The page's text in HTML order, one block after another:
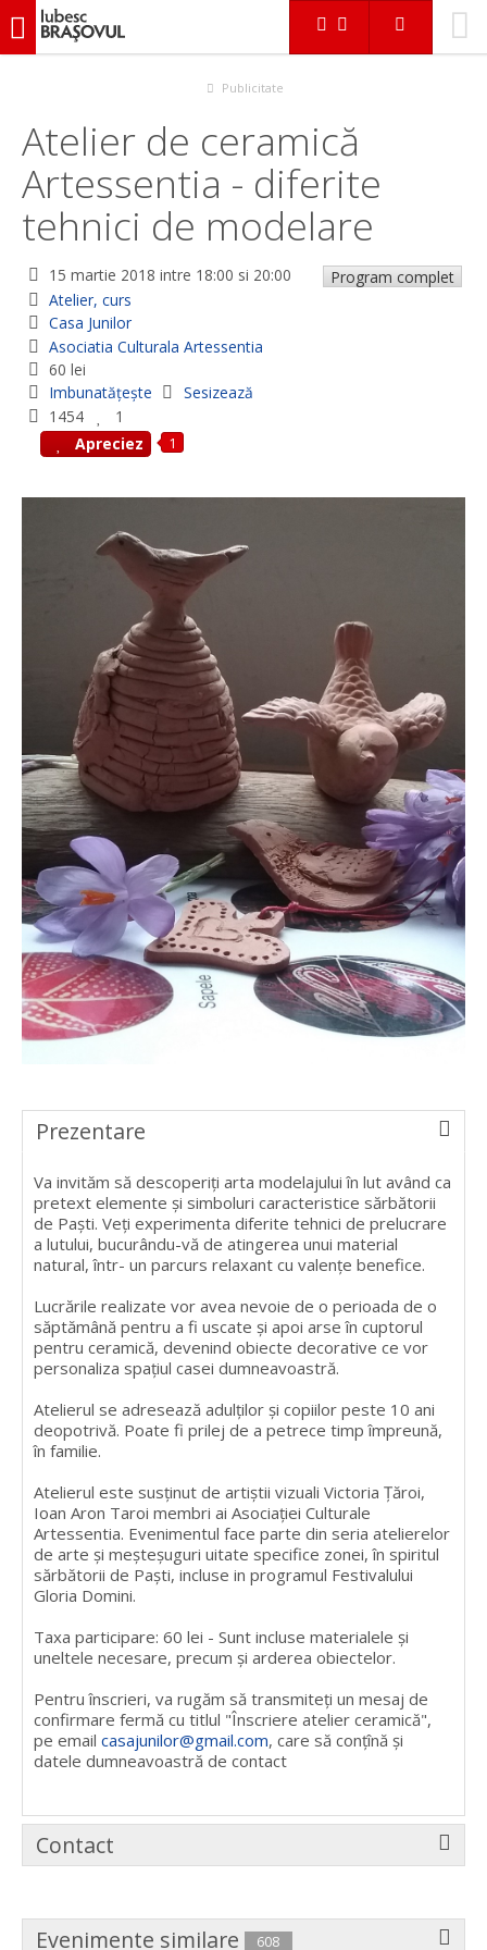
iubescbraşovul.ro
Atelier de ceramică Artessentia - diferite tehnici de modelare
Publicitate
Atelier de ceramică
Artessentia - diferite
tehnici de modelare
15 martie 2018 intre 18:00 si 20:00
Program complet
Atelier, curs
Casa Junilor
Asociatia Culturala Artessentia
60 lei
Imbunatățește
Sesizează
1454
1
Apreciez
1
Prezentare
Va invităm să descoperiți arta modelajului în lut având ca
pretext elemente și simboluri caracteristice sărbătorii
de Paști. Veți experimenta diferite tehnici de prelucrare
a lutului, bucurându-vă de atingerea unui material
natural, într- un parcurs relaxant cu valențe benefice.
Lucrările realizate vor avea nevoie de o perioada de o
săptămână pentru a fi uscate și apoi arse în cuptorul
pentru ceramică, devenind obiecte decorative ce vor
personaliza spațiul casei dumneavoastră.
Atelierul se adresează adulților și copiilor peste 10 ani
deopotrivă. Poate fi prilej de a petrece timp împreună,
în familie.
Atelierul este susţinut de artiștii vizuali Victoria Ţăroi,
Ioan Aron Taroi membri ai Asociaţiei Culturale
Artessentia. Evenimentul face parte din seria atelierelor
de arte și meșteșuguri uitate specifice zonei, în spiritul
sărbătorii de Paști, incluse in programul Festivalului
Gloria Domini.
Taxa participare: 60 lei - Sunt incluse materialele și
uneltele necesare, precum și arderea obiectelor.
Pentru înscrieri, va rugăm să transmiteţi un mesaj de
confirmare fermă cu titlul "Înscriere atelier ceramică",
pe email casajunilor@gmail.com, care să conţînă şi
datele dumneavoastră de contact
Contact
Evenimente similare 608